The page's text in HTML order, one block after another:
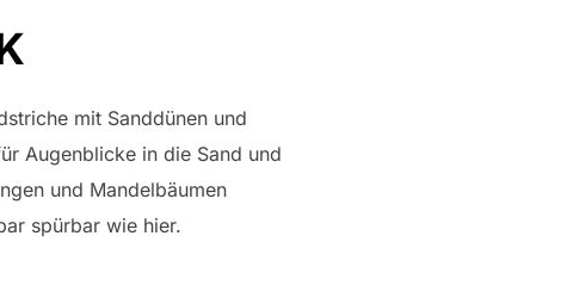
mit Sanddünen und
Augenblicke in die Sand und
und Mandelbäumen
spürbar wie hier.